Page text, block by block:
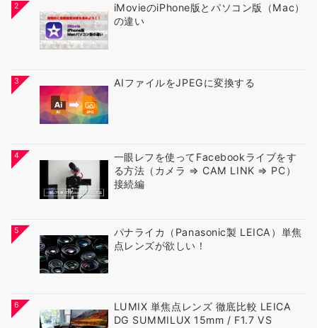
2
iMovieのiPhone版とパソコン版（Mac）
の違い
3 AIファイルをJPEGに変換する
4
一眼レフを使ってFacebookライブをす
る方法（カメラ ⇒ CAM LINK ⇒ PC）
接続編
5
パナライカ（Panasonic製 LEICA）単焦
点レンズが欲しい！
6
LUMIX 単焦点レンズ 徹底比較 LEICA
DG SUMMILUX 15mm / F1.7 VS